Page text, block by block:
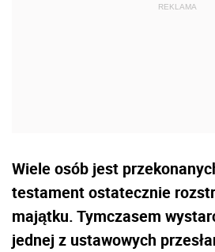
Wiele osób jest
testament ostatecznie
majątku. Tymczasem
jednej z ustawowych